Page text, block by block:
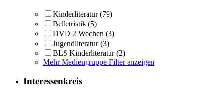
Kinderliteratur (79)
Belletristik (5)
DVD 2 Wochen (3)
Jugendliteratur (3)
BLS Kinderliteratur (2)
Mehr Mediengruppe-Filter anzeigen
Interessenkreis